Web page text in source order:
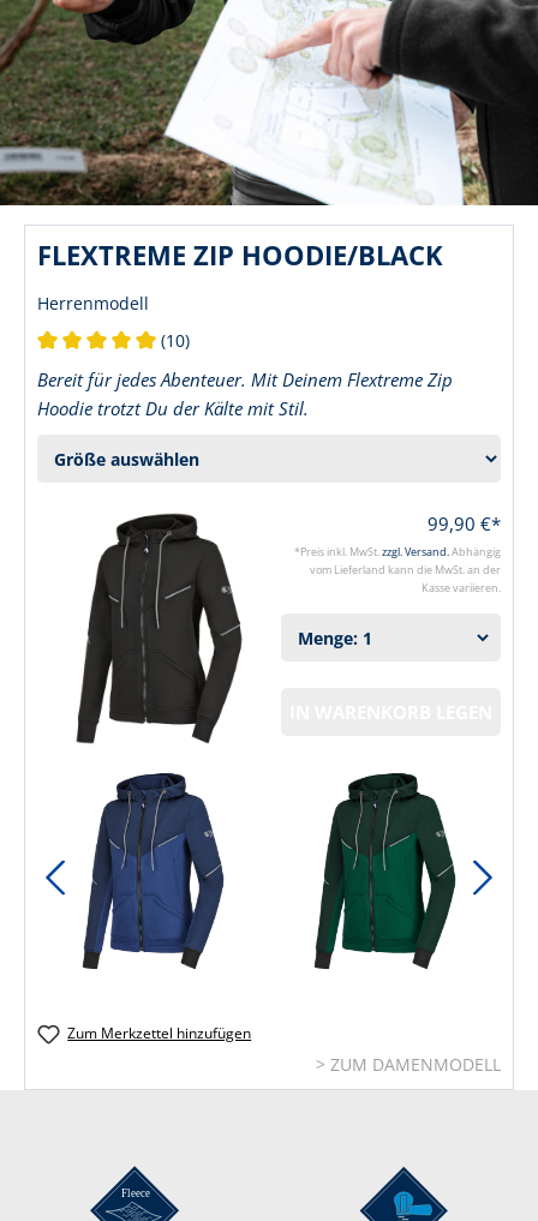
FLEXTREME ZIP HOODIE/BLACK
Herrenmodell
(10)
Bereit für jedes Abenteuer. Mit Deinem Flextreme Zip
Hoodie trotzt Du der Kälte mit Stil.
99,90 €*
*Preis inkl. MwSt.zzgl. Versand.Abhängig
vom Lieferland kann die MwSt. an der
Kasse variieren.
Zum Merkzettel hinzufügen
> ZUM DAMENMODELL